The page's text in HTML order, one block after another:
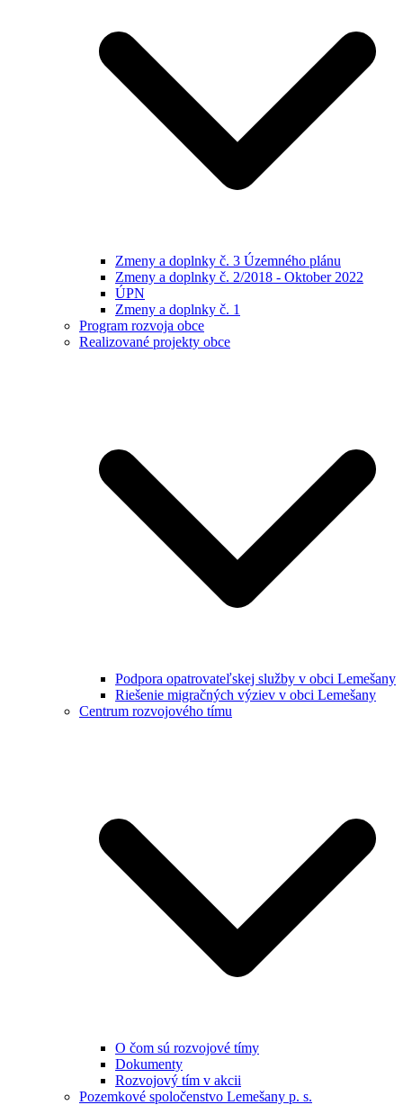
Zmeny a doplnky č. 3 Územného plánu
Zmeny a doplnky č. 2/2018 - Oktober 2022
ÚPN
Zmeny a doplnky č. 1
Program rozvoja obce
Realizované projekty obce
Podpora opatrovateľskej služby v obci Lemešany
Riešenie migračných výziev v obci Lemešany
Centrum rozvojového tímu
O čom sú rozvojové tímy
Dokumenty
Rozvojový tím v akcii
Pozemkové spoločenstvo Lemešany p. s.